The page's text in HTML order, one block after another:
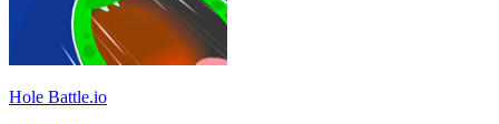
Hole Battle.io